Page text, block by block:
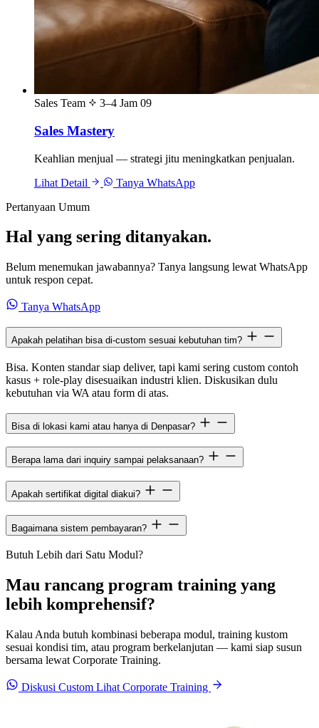
Sales Team 3–4 Jam 09
Sales Mastery
Keahlian menjual — strategi jitu meningkatkan penjualan.
Lihat Detail
Tanya WhatsApp
Pertanyaan Umum
Hal yang sering ditanyakan.
Belum menemukan jawabannya? Tanya langsung lewat WhatsApp
untuk respon cepat.
Tanya WhatsApp
Apakah pelatihan bisa di-custom sesuai kebutuhan tim?
Bisa. Konten standar siap deliver, tapi kami sering custom contoh
kasus + role-play disesuaikan industri klien. Diskusikan dulu
kebutuhan via WA atau form di atas.
Bisa di lokasi kami atau hanya di Denpasar?
Berapa lama dari inquiry sampai pelaksanaan?
Apakah sertifikat digital diakui?
Bagaimana sistem pembayaran?
Butuh Lebih dari Satu Modul?
Mau rancang program training yang
lebih komprehensif?
Kalau Anda butuh kombinasi beberapa modul, training kustom
sesuai kondisi tim, atau program berkelanjutan — kami siap susun
bersama lewat Corporate Training.
Diskusi Custom Lihat Corporate Training